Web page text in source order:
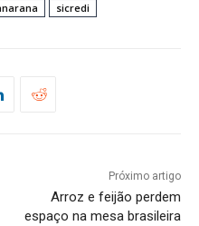
sicredi
Próximo artigo
Arroz e feijão perdem
espaço na mesa brasileira